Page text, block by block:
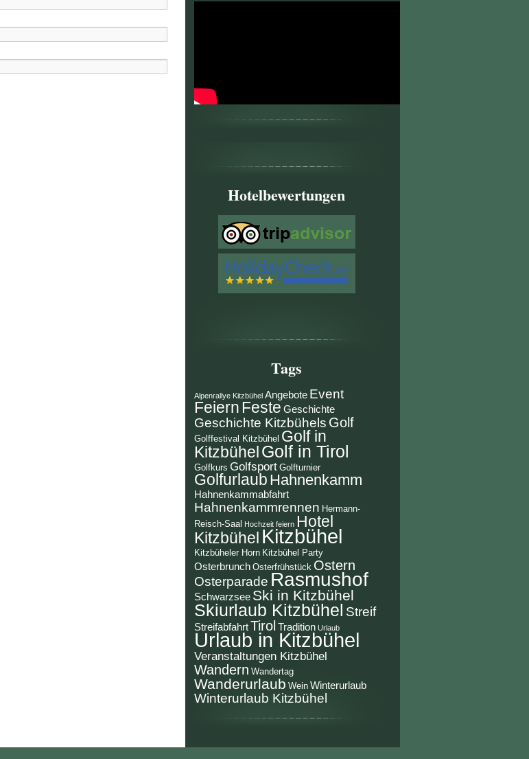
Hotelbewertungen
Tags
Alpenrallye Kitzbühel Angebote Event
Feiern Feste Geschichte
Geschichte Kitzbühels Golf
Golffestival Kitzbühel Golf in
Kitzbühel Golf in Tirol
Golfkurs Golfsport Golfturnier
Golfurlaub Hahnenkamm
Hahnenkammabfahrt
Hahnenkammrennen Hermann-
Reisch-Saal Hochzeit feiern Hotel
Kitzbühel Kitzbühel
Kitzbüheler Horn Kitzbühel Party
Osterbrunch Osterfrühstück Ostern
Osterparade Rasmushof
Schwarzsee Ski in Kitzbühel
Skiurlaub Kitzbühel Streif
Streifabfahrt Tirol Tradition Urlaub
Urlaub in Kitzbühel
Veranstaltungen Kitzbühel
Wandern Wandertag
Wanderurlaub Wein Winterurlaub
Winterurlaub Kitzbühel